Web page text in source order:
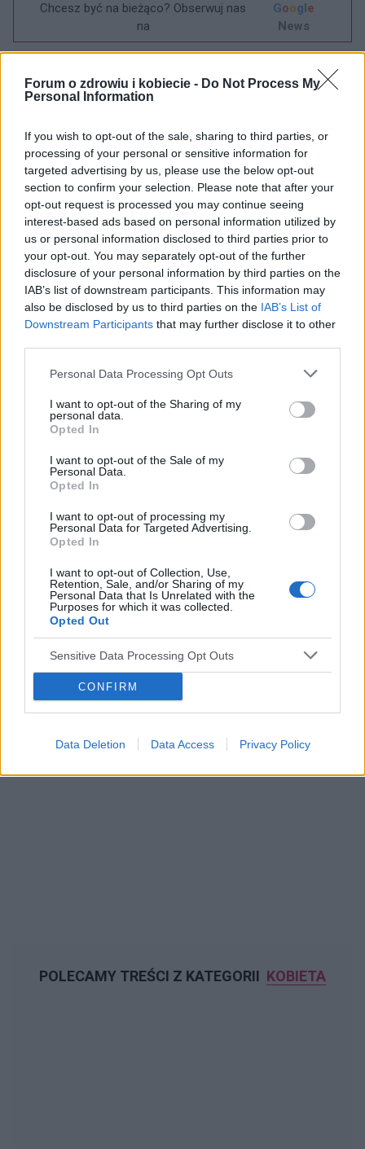
Forum o zdrowiu i kobiecie - Do Not Process My
Personal Information
If you wish to opt-out of the sale, sharing to third parties, or
processing of your personal or sensitive information for
targeted advertising by us, please use the below opt-out
section to confirm your selection. Please note that after your
opt-out request is processed you may continue seeing
interest-based ads based on personal information utilized by
us or personal information disclosed to third parties prior to
your opt-out. You may separately opt-out of the further
disclosure of your personal information by third parties on the
IAB’s list of downstream participants. This information may
also be disclosed by us to third parties on the IAB’s List of
Downstream Participants that may further disclose it to other
Personal Data Processing Opt Outs
I want to opt-out of the Sharing of my
personal data.
Opted In
I want to opt-out of the Sale of my
Personal Data.
Opted In
I want to opt-out of processing my
Personal Data for Targeted Advertising.
Opted In
I want to opt-out of Collection, Use,
Retention, Sale, and/or Sharing of my
Personal Data that Is Unrelated with the
Purposes for which it was collected.
Opted Out
Sensitive Data Processing Opt Outs
CONFIRM
Data Deletion Data Access Privacy Policy
Chcesz być na bieżąco? Obserwuj nas
na
Google
News
Tematy Przeciążenie
Zobacz także w języku english español français
Treści i materiały zawarte w tym serwisie mają charakter
edukacyjno-informacyjny. Wydawca i redakcja serwisu nie ponosi
odpowiedzialności za efekty ich zastosowania. Przed
zastosowaniem porad i wskazówek zawartych w serwisie, należy
bezwzględnie skonsultować się z lekarzem.
Reklama:
POLECAMY TREŚCI Z KATEGORII KOBIETA